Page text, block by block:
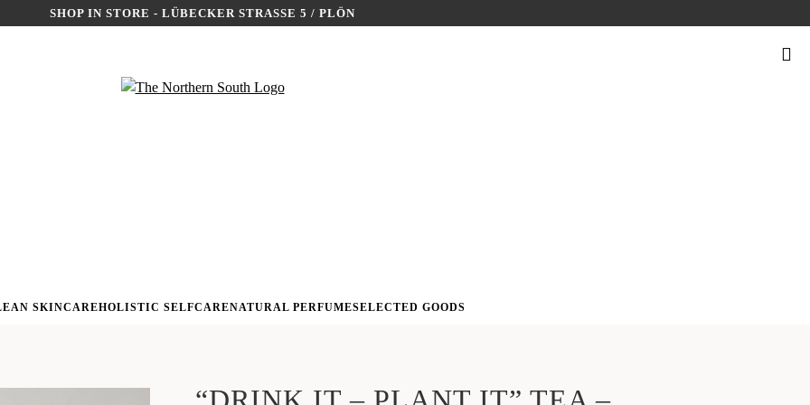
SHOP IN STORE - LÜBECKER STRASSE 5 / PLÖN
SUCHEN
NACH:
SKINCAREHOLISTIC SELFCARENATURAL PERFUMESELECTED GOODS